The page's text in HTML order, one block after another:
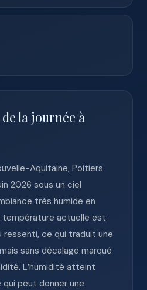
la journée à
Aquitaine, Poitiers
2026 sous un ciel
très humide en
température actuelle est
ressenti, ce qui traduit une
sans décalage marqué
L’humidité atteint
qui peut donner une